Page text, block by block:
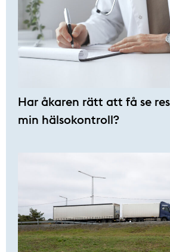
Har åkaren rätt att få se
min hälsokontroll?